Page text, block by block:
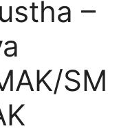
–
SM